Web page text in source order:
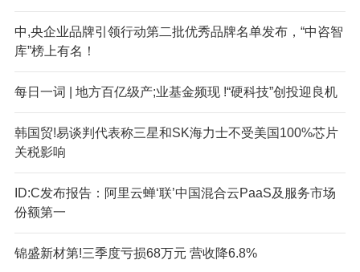
中,央企业品牌引领行动第二批优秀品牌名单发布，“中咨智
库”榜上有名！
每日一词 | 地方百亿级产;业基金频现 !“硬科技”创投迎良机
韩国贸!易谈判代表称三星和SK海力士不受美国100%芯片
关税影响
ID:C发布报告：阿里云蝉‘联’中国混合云PaaS及服务市场
份额第一
锦盛新材第!三季度亏损68万元 营收降6.8%